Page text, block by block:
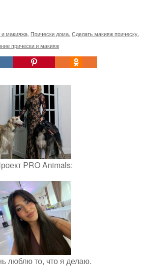
и макияжа Прически дома Сделать макияж прическу
прически и макияж
PRO Animals:
люблю то, что я делаю.